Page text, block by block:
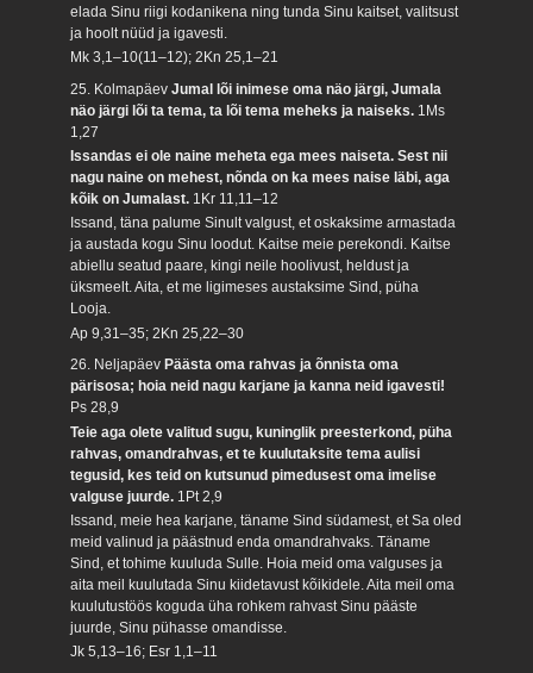
elada Sinu riigi kodanikena ning tunda Sinu kaitset, valitsust
ja hoolt nüüd ja igavesti.
Mk 3,1–10(11–12); 2Kn 25,1–21
25. KolmapäevJumal lõi inimese oma näo järgi, Jumala
näo järgi lõi ta tema, ta lõi tema meheks ja naiseks. 1Ms
1,27
Issandas ei ole naine meheta ega mees naiseta. Sest nii
nagu naine on mehest, nõnda on ka mees naise läbi, aga
kõik on Jumalast. 1Kr 11,11–12
Issand, täna palume Sinult valgust, et oskaksime armastada
ja austada kogu Sinu loodut. Kaitse meie perekondi. Kaitse
abiellu seatud paare, kingi neile hoolivust, heldust ja
üksmeelt. Aita, et me ligimeses austaksime Sind, püha
Looja.
Ap 9,31–35; 2Kn 25,22–30
26. Neljapäev Päästa oma rahvas ja õnnista oma
pärisosa; hoia neid nagu karjane ja kanna neid igavesti!
Ps 28,9
Teie aga olete valitud sugu, kuninglik preesterkond, püha
rahvas, omandrahvas, et te kuulutaksite tema aulisi
tegusid, kes teid on kutsunud pimedusest oma imelise
valguse juurde. 1Pt 2,9
Issand, meie hea karjane, täname Sind südamest, et Sa oled
meid valinud ja päästnud enda omandrahvaks. Täname
Sind, et tohime kuuluda Sulle. Hoia meid oma valguses ja
aita meil kuulutada Sinu kiidetavust kõikidele. Aita meil oma
kuulutustöös koguda üha rohkem rahvast Sinu pääste
juurde, Sinu pühasse omandisse.
Jk 5,13–16; Esr 1,1–11